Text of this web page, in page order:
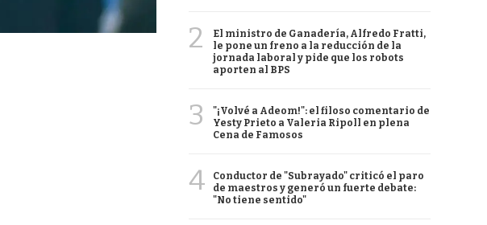
2
El ministro de Ganadería, Alfredo Fratti,
le pone un freno a la reducción de la
jornada laboral y pide que los robots
aporten al BPS
3
"¡Volvé a Adeom!": el filoso comentario de
Yesty Prieto a Valeria Ripoll en plena
Cena de Famosos
4
Conductor de "Subrayado" criticó el paro
de maestros y generó un fuerte debate:
"No tiene sentido"